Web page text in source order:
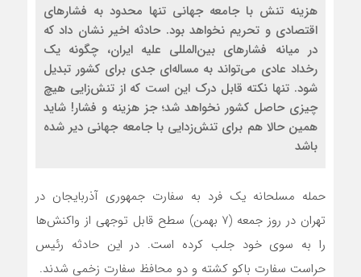
هزینه تنش با جامعه جهانی تنها محدود به فشار‌های
اقتصادی و تحریم نخواهد بود. حادثه اخیر نشان داد که
در میانه فشار‌های بین‌المللی علیه ایران، چگونه یک
رخداد عادی می‌تواند به مساله‌ای جدی برای کشور تبدیل
شود. تنها نکته قابل درک این است که از تنش‌زایی هیچ
چیزی حاصل کشور نخواهد شد؛ جز هزینه و فشار! شاید
همین حالا هم برای تنش‌زدایی با جامعه جهانی دیر شده
باشد
حمله مسلحانه یک فرد به سفارت جمهوری آذربایجان در
تهران در روز جمعه (۷ بهمن) سطح قابل توجهی از واکنش‌ها
را به سوی خود جلب کرده است. در این حادثه رئیس
حراست سفارت باکو کشته و دو محافظ سفارت زخمی شدند.